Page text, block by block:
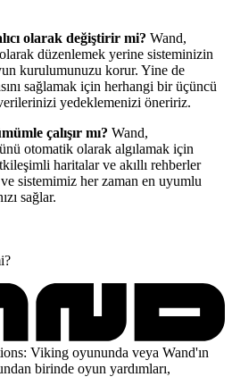
olarak değiştirir mi? Wand,
olarak düzenlemek yerine sisteminizin
kurulumunuzu korur. Yine de
sağlamak için herhangi bir üçüncü
yedeklemenizi öneririz.
çalışır mı? Wand,
otomatik olarak algılamak için
haritalar ve akıllı rehberler
sistemimiz her zaman en uyumlu
sağlar.
Viking oyununda veya Wand'ın
birinde oyun yardımları,